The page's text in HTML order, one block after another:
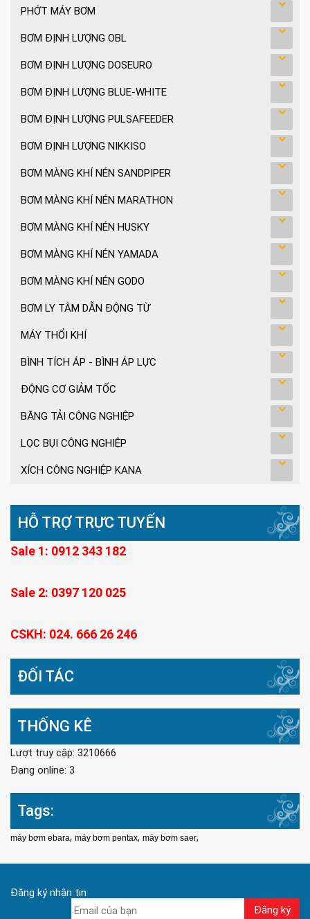
PHỚT MÁY BƠM
BƠM ĐỊNH LƯỢNG OBL
BƠM ĐỊNH LƯỢNG DOSEURO
BƠM ĐỊNH LƯỢNG BLUE-WHITE
BƠM ĐỊNH LƯỢNG PULSAFEEDER
BƠM ĐỊNH LƯỢNG NIKKISO
BƠM MÀNG KHÍ NÉN SANDPIPER
BƠM MÀNG KHÍ NÉN MARATHON
BƠM MÀNG KHÍ NÉN HUSKY
BƠM MÀNG KHÍ NÉN YAMADA
BƠM MÀNG KHÍ NÉN GODO
BƠM LY TÂM DẪN ĐỘNG TỪ
MÁY THỔI KHÍ
BÌNH TÍCH ÁP - BÌNH ÁP LỰC
ĐỘNG CƠ GIẢM TỐC
BĂNG TẢI CÔNG NGHIỆP
LỌC BỤI CÔNG NGHIỆP
XÍCH CÔNG NGHIỆP KANA
HỖ TRỢ TRỰC TUYẾN
Sale 1: 0912 343 182
Sale 2: 0397 120 025
CSKH: 024. 666 26 246
ĐỐI TÁC
THỐNG KÊ
Lượt truy cập: 3210666
Đang online: 3
Tags:
máy bơm ebara, máy bơm pentax, máy bơm saer,
Đăng ký nhận tin